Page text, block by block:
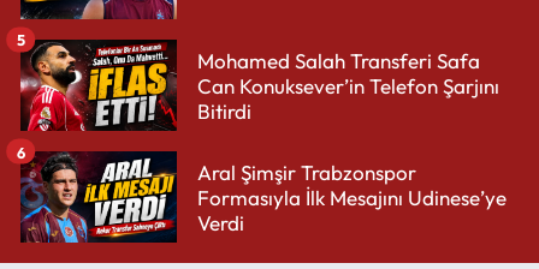
Mohamed Salah Transferi Safa
Can Konuksever’in Telefon Şarjını
Bitirdi
5
Aral Şimşir Trabzonspor
Formasıyla İlk Mesajını Udinese’ye
Verdi
6